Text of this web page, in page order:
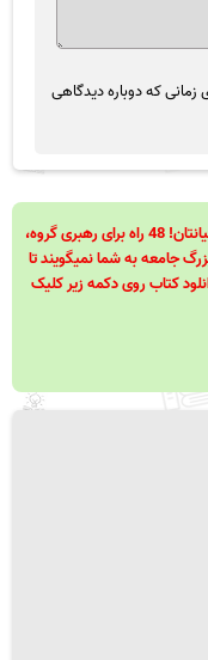
زمانی که دوباره دیدگاهی
48 قانون قدرت! 48 فرمول برای تسلط کامل بر اطرافیانتان! 48 راه برای رهبری گروه،
واقعی و بزرگ جامعه به شما نمیگویند تا
کتاب روی دکمه زیر کلیک